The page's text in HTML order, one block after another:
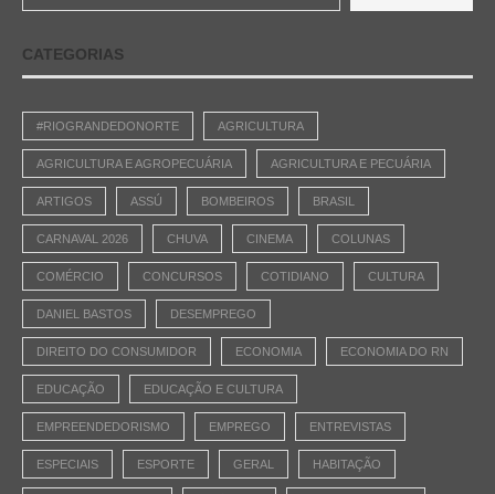
CATEGORIAS
#RIOGRANDEDONORTE AGRICULTURA
AGRICULTURA E AGROPECUÁRIA AGRICULTURA E PECUÁRIA
ARTIGOS ASSÚ BOMBEIROS BRASIL
CARNAVAL 2026 CHUVA CINEMA COLUNAS
COMÉRCIO CONCURSOS COTIDIANO CULTURA
DANIEL BASTOS DESEMPREGO
DIREITO DO CONSUMIDOR ECONOMIA ECONOMIA DO RN
EDUCAÇÃO EDUCAÇÃO E CULTURA
EMPREENDEDORISMO EMPREGO ENTREVISTAS
ESPECIAIS ESPORTE GERAL HABITAÇÃO